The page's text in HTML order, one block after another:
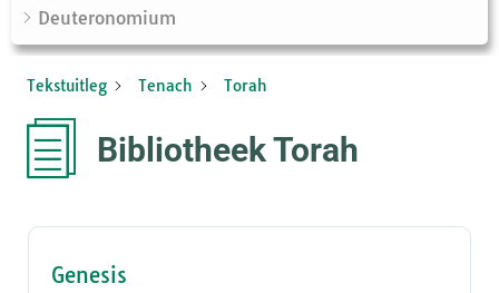
Deuteronomium
Tekstuitleg Tenach Torah
Bibliotheek Torah
Genesis